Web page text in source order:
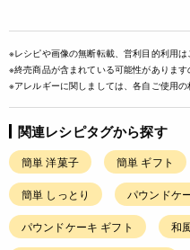
※レシピや画像の無断転載、営利目的利用は
※終売商品が含まれている可能性があります
※アレルギーに関しましては、各自ご使用の
関連レシピタグから探す
簡単 洋菓子 簡単 ギフト
簡単 しっとり パウンドケ
パウンドケーキ ギフト 和